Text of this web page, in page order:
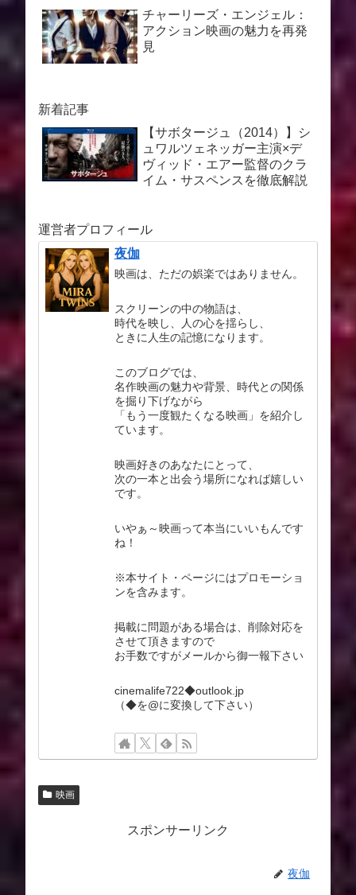
チャーリーズ・エンジェル：
アクション映画の魅力を再発
見
新着記事
【サボタージュ（2014）】シ
ュワルツェネッガー主演×デ
ヴィッド・エアー監督のクラ
イム・サスペンスを徹底解説
運営者プロフィール
夜伽
映画は、ただの娯楽ではありません。
スクリーンの中の物語は、
時代を映し、人の心を揺らし、
ときに人生の記憶になります。
このブログでは、
名作映画の魅力や背景、時代との関係
を掘り下げながら
「もう一度観たくなる映画」を紹介し
ています。
映画好きのあなたにとって、
次の一本と出会う場所になれば嬉しい
です。
いやぁ～映画って本当にいいもんです
ね！
※本サイト・ページにはプロモーショ
ンを含みます。
掲載に問題がある場合は、削除対応を
させて頂きますので
お手数ですがメールから御一報下さい
cinemalife722◆outlook.jp
（◆を@に変換して下さい）
映画
スポンサーリンク
夜伽